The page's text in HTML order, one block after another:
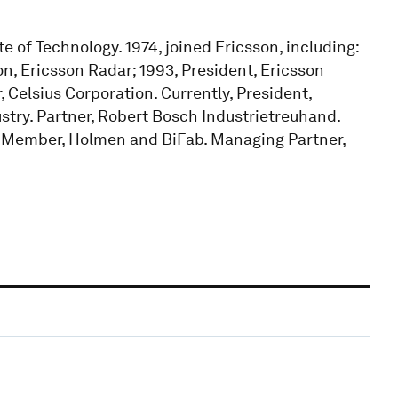
of Technology. 1974, joined Ericsson, including:
Ericsson Radar; 1993, President, Ericsson
Corporation. Currently, President,
Partner, Robert Bosch Industrietreuhand.
Holmen and BiFab. Managing Partner,